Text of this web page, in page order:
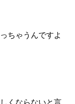
ちゃうんですよ
くならないと言